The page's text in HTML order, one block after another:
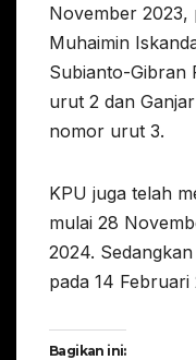
November 2023,
Muhaimin
Subianto-Gibran
urut 2 dan
nomor urut 3.
KPU juga telah
mulai 28
2024.
pada 14 Februari
Bagikan ini: